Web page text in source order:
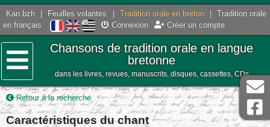
Kan.bzh Feuilles volantes Tradition orale en breton
Tradition orale
en français
Connexion Créer un compte
Menu
Chansons de tradition orale en langue
bretonne
dans les livres, revues, manuscrits, disques, cassettes, CDs
Retour à la recherche
Caractéristiques du chant